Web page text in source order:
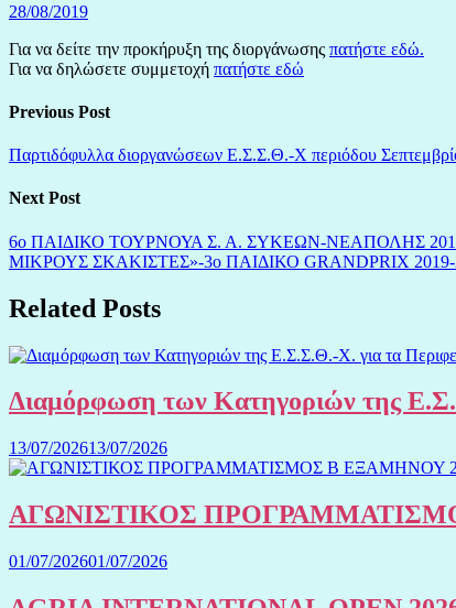
28/08/2019
Για να δείτε την προκήρυξη της διοργάνωσης πατήστε εδώ.
Για να δηλώσετε συμμετοχή πατήστε εδώ
Previous Post
Παρτιδόφυλλα διοργανώσεων Ε.Σ.Σ.Θ.-Χ περιόδου
Next Post
6ο ΠΑΙΔΙΚΟ ΤΟΥΡΝΟΥΑ Σ. Α. ΣΥΚΕΩΝ-ΝΕΑΠΟΛΗΣ
ΜΙΚΡΟΥΣ ΣΚΑΚΙΣΤΕΣ»-3ο ΠΑΙΔΙΚΟ GRANDPRIX 2019-
Related Posts
Διαμόρφωση των Κατηγοριών της
13/07/202613/07/2026
ΑΓΩΝΙΣΤΙΚΟΣ
01/07/202601/07/2026